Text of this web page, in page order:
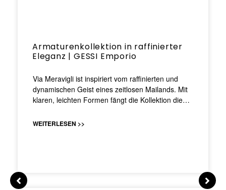
Armaturenkollektion in raffinierter
Eleganz | GESSI Emporio
Via Meravigli ist inspiriert vom raffinierten und
dynamischen Geist eines zeitlosen Mailands. Mit
klaren, leichten Formen fängt die Kollektion die…
WEITERLESEN >>